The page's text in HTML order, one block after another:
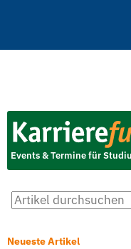
Events & Termine für
Neueste Artikel